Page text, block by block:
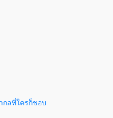
กลที่ใครก็ชอบ